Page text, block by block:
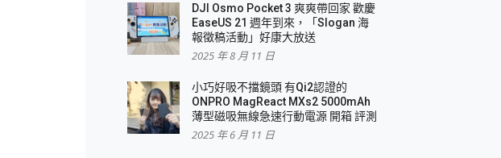
DJI Osmo Pocket 3 爽爽帶回家 歡慶
EaseUS 21 週年到來，「Slogan 海
報徵稿活動」好康大放送
2025 年 8 月 11 日
小巧好吸不擋鏡頭 有Qi2認證的
ONPRO MagReact MXs2 5000mAh
薄型磁吸無線急速行動電源 開箱 評測
2025 年 6 月 11 日